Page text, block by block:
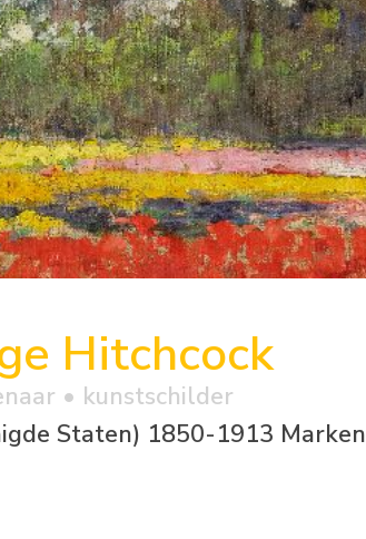
Hitchcock
• kunstschilder
Staten) 1850-1913 Marken